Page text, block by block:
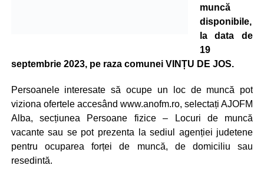
muncă
disponibile,
la data de
19
septembrie 2023, pe raza comunei VINȚU DE JOS.
Persoanele interesate să ocupe un loc de muncă pot
viziona ofertele accesând www.anofm.ro, selectați AJOFM
Alba, secțiunea Persoane fizice – Locuri de muncă
vacante sau se pot prezenta la sediul agenției judetene
pentru ocuparea forței de muncă, de domiciliu sau
resedintă.